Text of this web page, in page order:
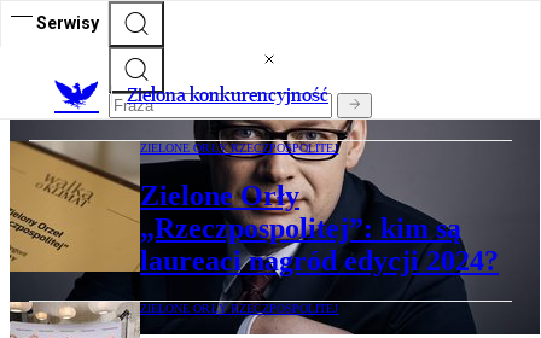
Serwisy
Zielona konkurencyjność
ZIELONE ORŁY RZECZPOSPOLITEJ
Zielone Orły „Rzeczpospolitej”: Zmiany
muszą trwać
ZIELONE ORŁY RZECZPOSPOLITEJ
Zielone Orły
„Rzeczpospolitej”: kim są
laureaci nagród edycji 2024?
ZIELONE ORŁY RZECZPOSPOLITEJ